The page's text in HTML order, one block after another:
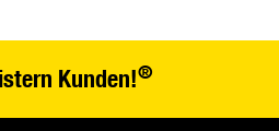
Kunden!®